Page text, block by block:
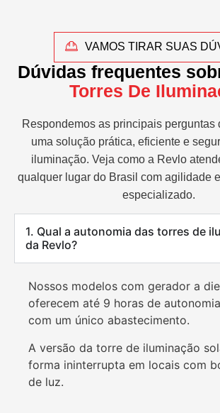
VAMOS TIRAR SUAS
Dúvidas frequentes
Torres De
Respondemos as principais perguntas
uma solução prática, eficiente e
iluminação. Veja como a Revlo
qualquer lugar do Brasil com agilidade
especializado.
1. Qual a autonomia das torres de
da Revlo?
Nossos modelos com gerador a
oferecem até 9 horas de
com um único abastecimento.
A versão da torre de iluminação
forma ininterrupta em locais com
de luz.